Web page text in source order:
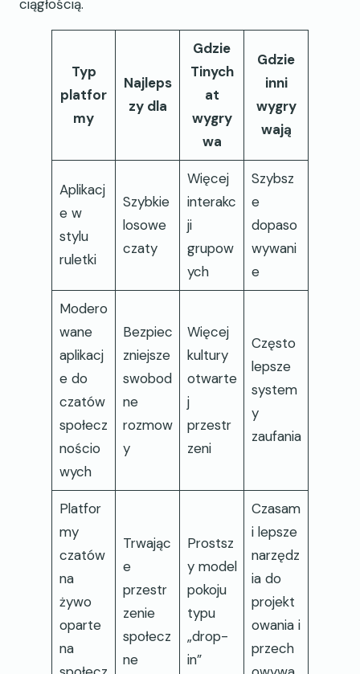
ciągłością.
Typ
platfor
my
Najleps
zy dla
Gdzie
Tinych
at
wygry
wa
Gdzie
inni
wygry
wają
Aplikacj
e w
stylu
ruletki
Szybkie
losowe
czaty
Więcej
interakc
ji
grupow
ych
Szybsz
e
dopaso
wywani
e
Modero
wane
aplikacj
e do
czatów
społecz
nościo
wych
Bezpiec
zniejsze
swobod
ne
rozmow
y
Więcej
kultury
otwarte
j
przestr
zeni
Często
lepsze
system
y
zaufania
Platfor
my
czatów
na
żywo
oparte
na
Trwając
e
przestr
zenie
społecz
ne
Prostsz
y model
pokoju
typu
„drop-
in”
Czasam
i lepsze
narzędz
ia do
projekt
owania i
przech